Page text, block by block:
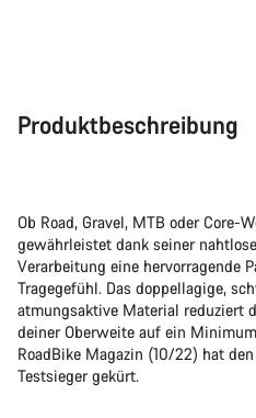
Produktbeschreibung
Ob Road, Gravel, MTB oder Core-
gewährleistet dank seiner
Verarbeitung eine hervorragende
Tragegefühl. Das doppellagige,
atmungsaktive Material reduziert
deiner Oberweite auf ein
RoadBike Magazin (10/22) hat
Testsieger gekürt.